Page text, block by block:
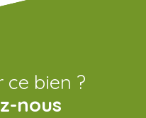
ce bien ?
nous